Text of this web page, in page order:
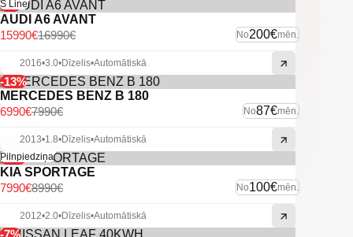
-6%
S Line
AUDI A6 AVANT
No200€mēn.
16990€
15990€
2016•3.0•Dīzelis•Automātiskā
-13%
MERCEDES BENZ B 180
No87€mēn.
7990€
6990€
2013•1.8•Dīzelis•Automātiskā
-11%
Pilnpiedziņa
KIA SPORTAGE
No100€mēn.
8990€
7990€
2012•2.0•Dīzelis•Automātiskā
-7%